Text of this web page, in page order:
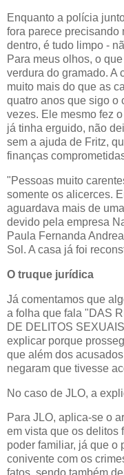
Enquanto a polícia
fora parece precisando
dentro, é tudo limpo -
Para meus olhos, o
verdura do gramado. A
muito mais do que as
quatro anos que sigo o
vezes. Ele mesmo fez
já tinha erguido, não
sem a ajuda de Fritz,
finanças
"Pessoas muito
somente os alicerces.
aguardava mais de
devido pela empresa
Paula Fernanda
Sol. A casa já foi
O truque jurídica
Já comentamos que
a folha que fala "DAS
DE DELITOS
explicar porque
que além dos
negaram que tivesse
No caso de JLO, a
Para JLO, aplica-se o
em vista que os delitos
poder familiar, já que o
conivente com os